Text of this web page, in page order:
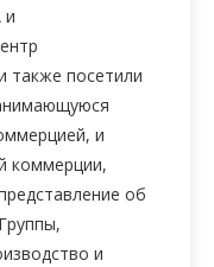
и
также посетили
и
коммерции,
об
и